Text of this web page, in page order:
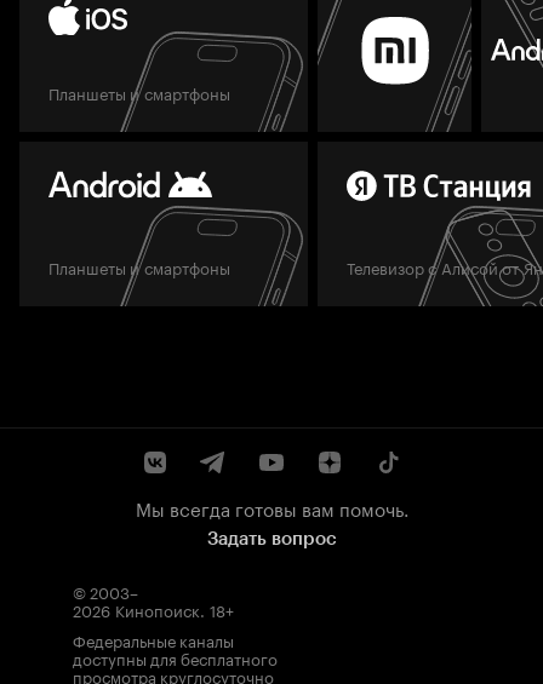
Планшеты и смартфоны
Планшеты и смартфоны Телевизор с Алисой от
Мы всегда готовы вам помочь.
Задать вопрос
© 2003–
2026 Кинопоиск. 18+
Федеральные каналы
доступны для бесплатного
просмотра круглосуточно